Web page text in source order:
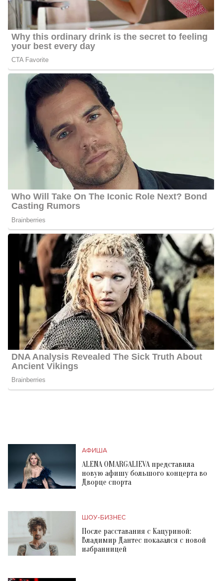
АФИША
ALENA OMARGALIEVA представила
новую афишу большого концерта во
Дворце спорта
ШОУ-БИЗНЕС
После расставания с Кацуриной:
Владимир Дантес показался с новой
избранницей